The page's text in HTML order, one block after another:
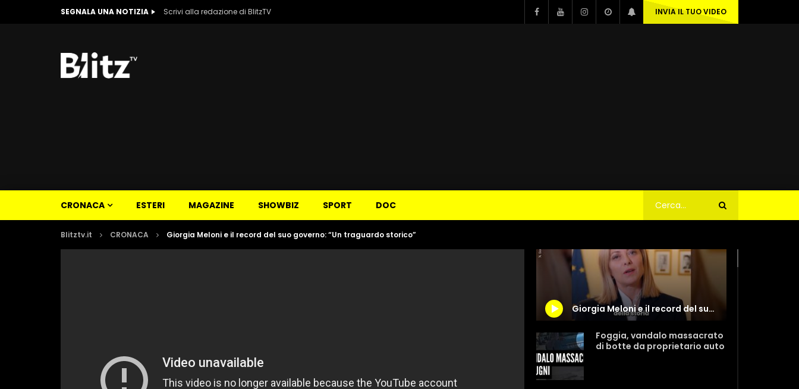
SEGNALA UNA NOTIZIA Scrivi alla redazione di BlitzTV INVIA IL TUO VIDEO
CRONACA ESTERI MAGAZINE SHOWBIZ SPORT DOC
Blitztv.it CRONACA Giorgia Meloni e il record del suo governo: “Un traguardo storico”
Giorgia Meloni e il record del suo governo: “Un traguardo storico”
Foggia, vandalo massacrato
di botte da proprietario auto